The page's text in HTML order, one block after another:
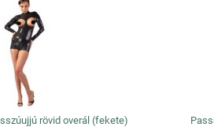
rövid overál (fekete)